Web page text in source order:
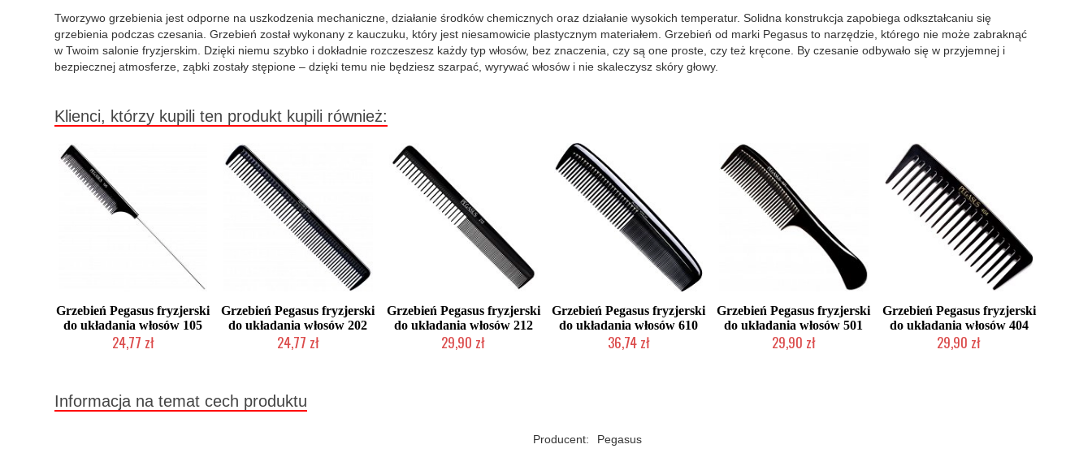
Tworzywo grzebienia jest odporne na uszkodzenia mechaniczne, działanie środków chemicznych oraz działanie wysokich temperatur. Solidna konstrukcja zapobiega odkształcaniu się
grzebienia podczas czesania. Grzebień został wykonany z kauczuku, który jest niesamowicie plastycznym materiałem. Grzebień od marki Pegasus to narzędzie, którego nie może zabraknąć
w Twoim salonie fryzjerskim. Dzięki niemu szybko i dokładnie rozczeszesz każdy typ włosów, bez znaczenia, czy są one proste, czy też kręcone. By czesanie odbywało się w przyjemnej i
bezpiecznej atmosferze, ząbki zostały stępione – dzięki temu nie będziesz szarpać, wyrywać włosów i nie skaleczysz skóry głowy.
Klienci, którzy kupili ten produkt kupili również:
Grzebień Pegasus fryzjerski
do układania włosów 105
24,77 zł
Grzebień Pegasus fryzjerski
do układania włosów 202
24,77 zł
Grzebień Pegasus fryzjerski
do układania włosów 212
29,90 zł
Grzebień Pegasus fryzjerski
do układania włosów 610
36,74 zł
Grzebień Pegasus fryzjerski
do układania włosów 501
29,90 zł
Grzebień Pegasus fryzjerski
do układania włosów 404
29,90 zł
Informacja na temat cech produktu
Producent: Pegasus